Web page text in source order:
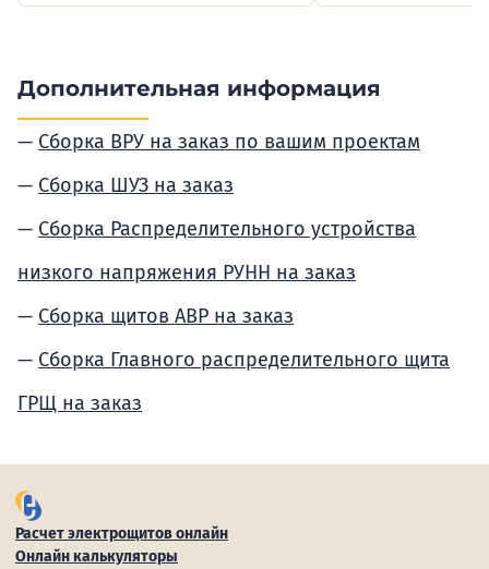
Дополнительная информация
Сборка ВРУ на заказ по вашим проектам
Сборка ШУЗ на заказ
Сборка Распределительного устройства
низкого напряжения РУНН на заказ
Сборка щитов АВР на заказ
Сборка Главного распределительного щита
ГРЩ на заказ
Расчет электрощитов онлайн
Онлайн калькуляторы